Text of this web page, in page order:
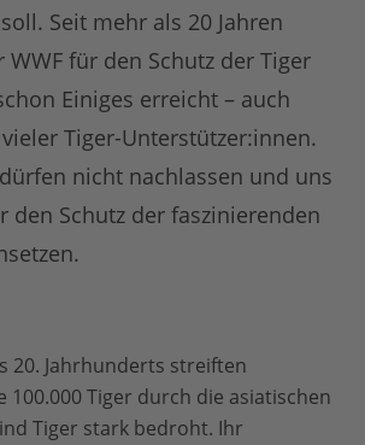
Seit mehr als 20 Jahren
für den Schutz der Tiger
Einiges erreicht – auch
Tiger-Unterstützer:innen.
nicht nachlassen und uns
den Schutz der faszinierenden
20. Jahrhunderts streiften
100.000 Tiger durch die asiatischen
Tiger stark bedroht. Ihr